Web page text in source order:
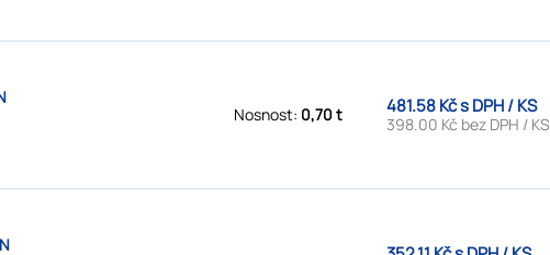
Nosnost: 0,70 t 481.58 Kč s DPH / KS
398.00 Kč bez DPH / KS